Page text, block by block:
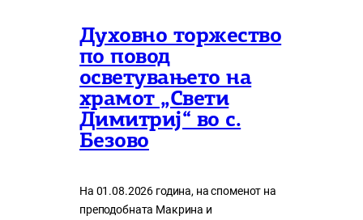
Духовно торжество
по повод
осветувањето на
храмот „Свети
Димитриј“ во с.
Безово
На 01.08.2026 година, на споменот на
преподобната Макрина и